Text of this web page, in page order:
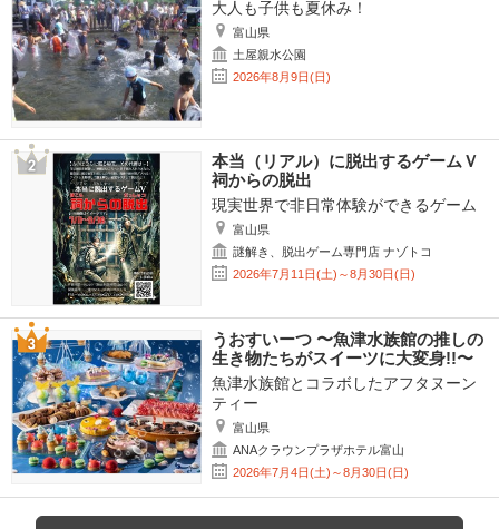
大人も子供も夏休み！
富山県
土屋親水公園
2026年8月9日(日)
本当（リアル）に脱出するゲームＶ
祠からの脱出
現実世界で非日常体験ができるゲーム
富山県
謎解き、脱出ゲーム専門店 ナゾトコ
2026年7月11日(土)～8月30日(日)
うおすいーつ 〜魚津水族館の推しの
生き物たちがスイーツに大変身!!〜
魚津水族館とコラボしたアフタヌーン
ティー
富山県
ANAクラウンプラザホテル富山
2026年7月4日(土)～8月30日(日)